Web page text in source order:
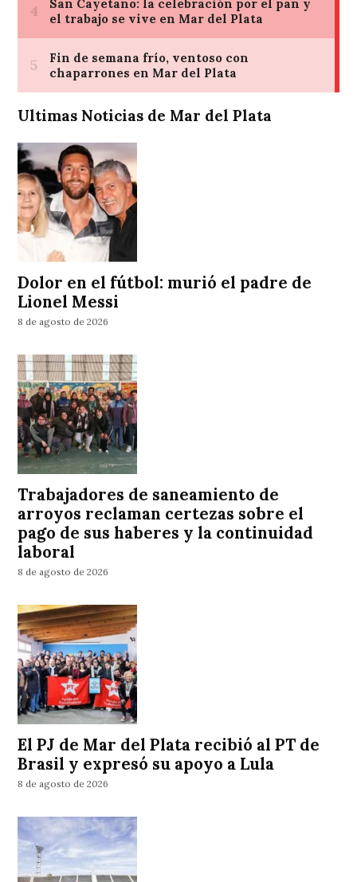
Ultimas Noticias de Mar del Plata
Dolor en el fútbol: murió el padre de
Lionel Messi
8 de agosto de 2026
Trabajadores de saneamiento de
arroyos reclaman certezas sobre el
pago de sus haberes y la continuidad
laboral
8 de agosto de 2026
El PJ de Mar del Plata recibió al PT de
Brasil y expresó su apoyo a Lula
8 de agosto de 2026